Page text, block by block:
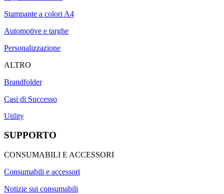
Stampante a colori A4
Automotive e targhe
Personalizzazione
ALTRO
Brandfolder
Casi di Successo
Utility
SUPPORTO
CONSUMABILI E ACCESSORI
Consumabili e accessori
Notizie sui consumabili